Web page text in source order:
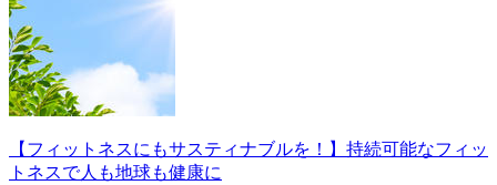
【フィットネスにもサスティナブルを！】持続可能なフィッ
トネスで人も地球も健康に